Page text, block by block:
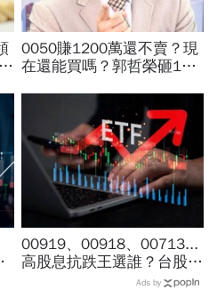
0050賺1200萬還不賣？現
在還能買嗎？郭哲榮砸1億
萬7不敢買「可憐哪」
00919、00918、00713...
高股息抗跌王選誰？台股7
月跌6％，它竟逆勢漲
Ads by